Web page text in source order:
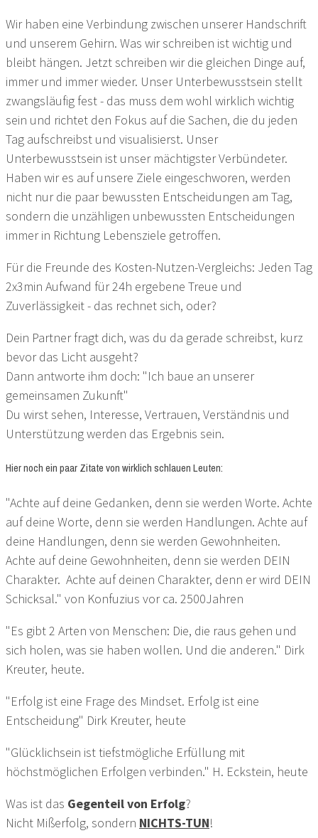
Wir haben eine Verbindung zwischen unserer Handschrift
und unserem Gehirn. Was wir schreiben ist wichtig und
bleibt hängen. Jetzt schreiben wir die gleichen Dinge auf,
immer und immer wieder. Unser Unterbewusstsein stellt
zwangsläufig fest - das muss dem wohl wirklich wichtig
sein und richtet den Fokus auf die Sachen, die du jeden
Tag aufschreibst und visualisierst. Unser
Unterbewusstsein ist unser mächtigster Verbündeter.
Haben wir es auf unsere Ziele eingeschworen, werden
nicht nur die paar bewussten Entscheidungen am Tag,
sondern die unzähligen unbewussten Entscheidungen
immer in Richtung Lebensziele getroffen.
Für die Freunde des Kosten-Nutzen-Vergleichs: Jeden Tag
2x3min Aufwand für 24h ergebene Treue und
Zuverlässigkeit - das rechnet sich, oder?
Dein Partner fragt dich, was du da gerade schreibst, kurz
bevor das Licht ausgeht?
Dann antworte ihm doch: "Ich baue an unserer
gemeinsamen Zukunft"
Du wirst sehen, Interesse, Vertrauen, Verständnis und
Unterstützung werden das Ergebnis sein.
Hier noch ein paar Zitate von wirklich schlauen Leuten:
"Achte auf deine Gedanken, denn sie werden Worte. Achte
auf deine Worte, denn sie werden Handlungen. Achte auf
deine Handlungen, denn sie werden Gewohnheiten.
Achte auf deine Gewohnheiten, denn sie werden DEIN
Charakter. Achte auf deinen Charakter, denn er wird DEIN
Schicksal." von Konfuzius vor ca. 2500Jahren
"Es gibt 2 Arten von Menschen: Die, die raus gehen und
sich holen, was sie haben wollen. Und die anderen." Dirk
Kreuter, heute.
"Erfolg ist eine Frage des Mindset. Erfolg ist eine
Entscheidung" Dirk Kreuter, heute
"Glücklichsein ist tiefstmögliche Erfüllung mit
höchstmöglichen Erfolgen verbinden." H. Eckstein, heute
Was ist das Gegenteil von Erfolg?
Nicht Mißerfolg, sondern NICHTS-TUN!